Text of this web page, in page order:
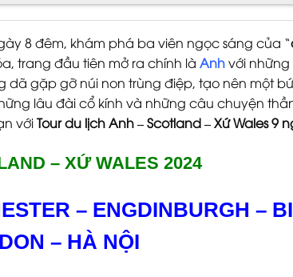
8 đêm, khám phá ba viên ngọc sáng của “
trang đầu tiên mở ra chính là Anhvới
dã gặp gỡ núi non trùng điệp, tạo nên một
lâu đài cổ kính và những câu chuyện
vớiTour du lịch Anh – Scotland – Xứ Wales 9
– XỨ WALES 2024
– ENGDINBURGH –
– HÀ NỘI